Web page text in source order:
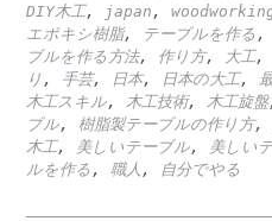
DIY木工, japan ,
エポキシ樹脂, テーブルを作る ,
ブルを作る方法, 作り方, 大工,
り , 手芸, 日本, 日本の大工,
木工スキル, 木工技術, 木工旋盤
ブル, 樹脂製テーブルの作り方,
木工, 美しいテーブル, 美しい
ルを作る , 職人 , 自分でやる